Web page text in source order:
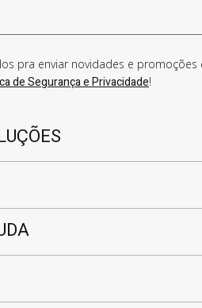
pra enviar novidades e promoções
de Segurança e Privacidade!